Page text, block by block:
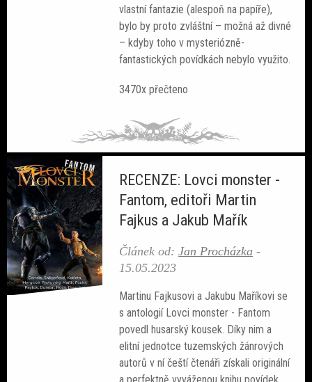
vlastní fantazie (alespoň na papíře),
bylo by proto zvláštní – možná až divné
– kdyby toho v mysteriózně-
fantastických povídkách nebylo využito.
3470x přečteno
RECENZE: Lovci monster -
Fantom, editoři Martin
Fajkus a Jakub Mařík
Článek od:Jan Procházka -
15.05.2023
Martinu Fajkusovi a Jakubu Maříkovi se
s antologií Lovci monster - Fantom
povedl husarský kousek. Díky nim a
elitní jednotce tuzemských žánrových
autorů v ní čeští čtenáři získali originální